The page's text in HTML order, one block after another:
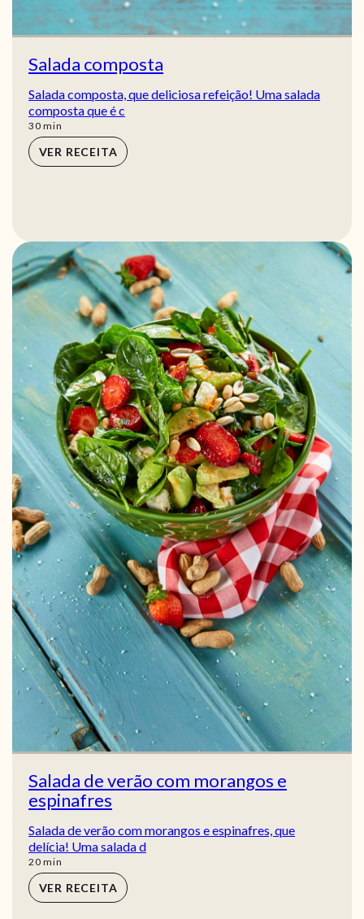
Salada composta
Salada composta, que deliciosa refeição! Uma salada
composta que é c
30min
min
VER RECEITA
Salada de verão com morangos e
espinafres
Salada de verão com morangos e espinafres, que
delícia! Uma salada d
20min
min
VER RECEITA